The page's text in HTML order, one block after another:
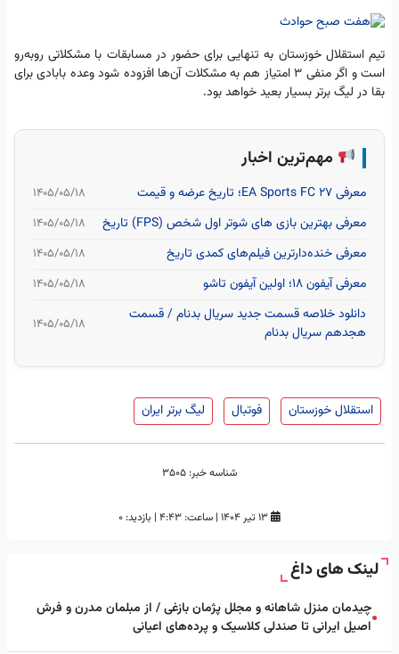
تیم استقلال خوزستان به تنهایی برای حضور در مسابقات با مشکلاتی روبه‌رو
است و اگر منفی ۳ امتیاز هم به مشکلات آن‌ها افزوده شود وعده بابادی برای
بقا در لیگ برتر بسیار بعید خواهد بود.
مهم‌ترین اخبار
معرفی EA Sports FC 27؛ تاریخ عرضه و قیمت ۱۴۰۵/۰۵/۱۸
معرفی بهترین بازی های شوتر اول شخص (FPS) تاریخ ۱۴۰۵/۰۵/۱۸
معرفی خنده‌دارترین فیلم‌های کمدی تاریخ ۱۴۰۵/۰۵/۱۸
معرفی آیفون ۱۸؛ اولین آیفون تاشو ۱۴۰۵/۰۵/۱۸
دانلود خلاصه قسمت جدید سریال بدنام / قسمت
هجدهم سریال بدنام
۱۴۰۵/۰۵/۱۸
استقلال خوزستان فوتبال لیگ برتر ایران
شناسه خبر:
| ساعت: ۴:۴۳ | بازدید: 0
لینک های داغ
●چیدمان منزل شاهانه و مجلل پژمان بازغی / از مبلمان مدرن و فرش
اصیل ایرانی تا صندلی کلاسیک و پرده‌های اعیانی